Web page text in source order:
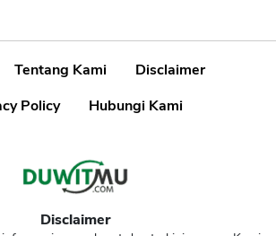
Tentang Kami
Disclaimer
Policy
Hubungi Kami
Disclaimer